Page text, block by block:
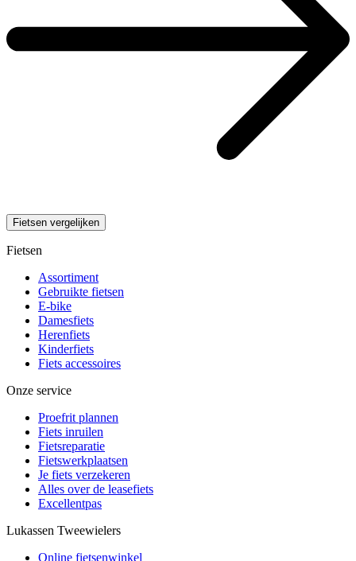
Fietsen vergelijken
Fietsen
Assortiment
Gebruikte fietsen
E-bike
Damesfiets
Herenfiets
Kinderfiets
Fiets accessoires
Onze service
Proefrit plannen
Fiets inruilen
Fietsreparatie
Fietswerkplaatsen
Je fiets verzekeren
Alles over de leasefiets
Excellentpas
Lukassen Tweewielers
Online fietsenwinkel